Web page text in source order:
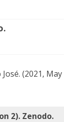
(2021, May
2). Zenodo.